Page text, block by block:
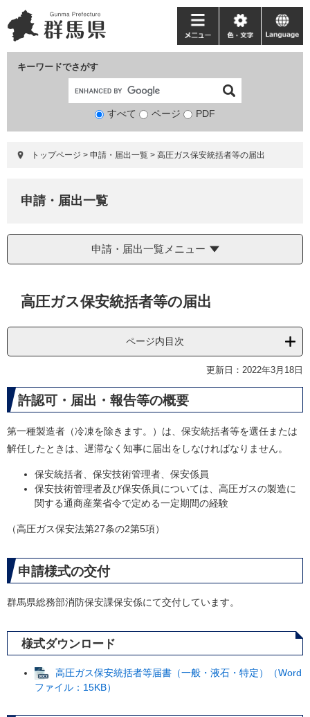
ー
ジ
ニ
ュ
て
キーワードでさがす
検
象
すべて ページ PDF
メ
ニ
ー
色・
文
language
トップページ > 申請・届出一覧 > 高圧ガス保安統括者等の届出
申請・届出一覧
申請・届出一覧メニュー
高圧ガス保安統括者等の届出
ページ内目次
更新日：2022年3月18日
許認可・届出・報告等の概要
第一種製造者（冷凍を除きます。）は、保安統括者等を選任または
解任したときは、遅滞なく知事に届出をしなければなりません。
保安統括者、保安技術管理者、保安係員
保安技術管理者及び保安係員については、高圧ガスの製造に
関する通商産業省令で定める一定期間の経験
（高圧ガス保安法第27条の2第5項）
申請様式の交付
群馬県総務部消防保安課保安係にて交付しています。
様式ダウンロード
高圧ガス保安統括者等届書（一般・液石・特定）（Word
ファイル：15KB）